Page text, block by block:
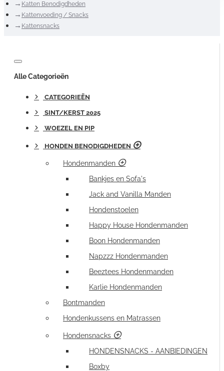
Katten Benodigdheden
Kattenvoeding / Snacks
Kattensnacks
Alle Categorieën
CATEGORIEËN
SINT/KERST 2025
WOEZEL EN PIP
HONDEN BENODIGDHEDEN
Hondenmanden
Bankjes en Sofa's
Jack and Vanilla Manden
Hondenstoelen
Happy House Hondenmanden
Boon Hondenmanden
Napzzz Hondenmanden
Beeztees Hondenmanden
Karlie Hondenmanden
Bontmanden
Hondenkussens en Matrassen
Hondensnacks
HONDENSNACKS - AANBIEDINGEN
Boxby